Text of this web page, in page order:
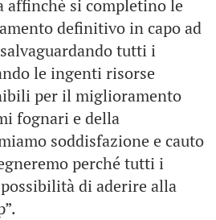
affinchè si completino le
definitivo in capo ad
tutti i
le ingenti risorse
per il miglioramento
fognari e della
soddisfazione e cauto
perché tutti i
di aderire alla